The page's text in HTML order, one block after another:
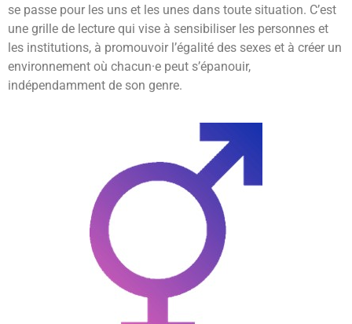
se passe pour les uns et les unes dans toute situation. C’est
une grille de lecture qui vise à sensibiliser les personnes et
les institutions, à promouvoir l’égalité des sexes et à créer un
environnement où chacun·e peut s’épanouir,
indépendamment de son genre.